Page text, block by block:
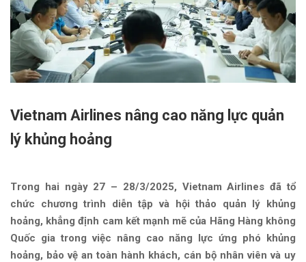
Vietnam Airlines nâng cao năng lực quản
lý khủng hoảng
Trong hai ngày 27 – 28/3/2025, Vietnam Airlines đã tổ
chức chương trình diễn tập và hội thảo quản lý khủng
hoảng, khẳng định cam kết mạnh mẽ của Hãng Hàng không
Quốc gia trong việc nâng cao năng lực ứng phó khủng
hoảng, bảo vệ an toàn hành khách, cán bộ nhân viên và uy